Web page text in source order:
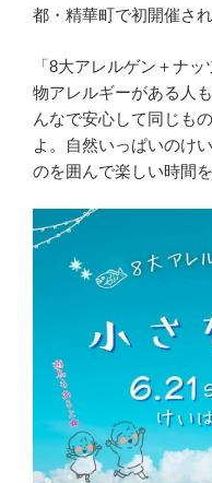
都・精華町で初開催さ
「8大アレルゲン＋ナ
物アレルギーがある人
んなで安心して同じも
よ。自然いっぱいのけ
のを囲んで楽しい時間